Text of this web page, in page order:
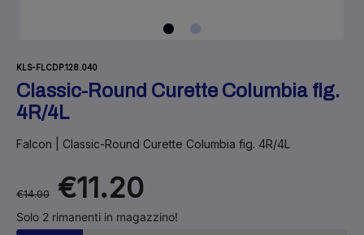
KLS-FLCDP.128.040
Classic-Round Curette Columbia fig.
4R/4L
Falcon | Classic-Round Curette Columbia fig. 4R/4L
€14.00 €11.20
Solo 2 rimanenti in magazzino!